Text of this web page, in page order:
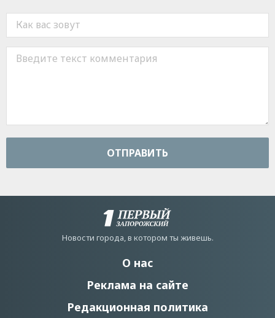
ОТПРАВИТЬ
Новости города, в котором ты живешь.
О нас
Реклама на сайте
Редакционная политика